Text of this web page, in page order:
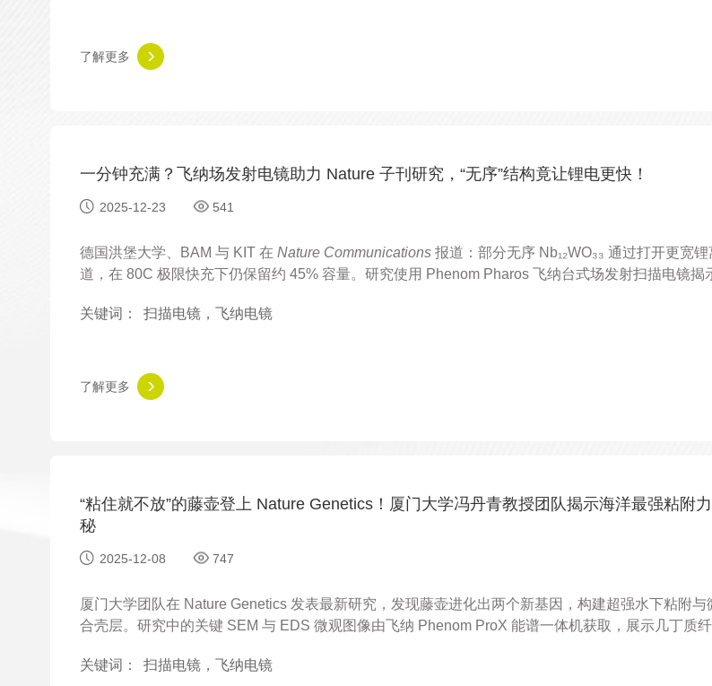
了解更多
一分钟充满？飞纳场发射电镜助力 Nature 子刊研究，“无序”结构竟让锂电更快！
2025-12-23 541
德国洪堡大学、BAM 与 KIT 在Nature Communications 报道：部分无序 Nb₁₂WO₃₃ 通过打开更宽锂
道，在 80C 极限快充下仍保留约 45% 容量。研究使用 Phenom Pharos 飞纳台式场发射扫描电镜揭
关键词：
扫描电镜，飞纳电镜
了解更多
“粘住就不放”的藤壶登上 Nature Genetics！厦门大学冯丹青教授团队揭示海洋最强粘附
秘
2025-12-08 747
厦门大学团队在 Nature Genetics 发表最新研究，发现藤壶进化出两个新基因，构建超强水下粘附与
合壳层。研究中的关键 SEM 与 EDS 微观图像由飞纳 Phenom ProX 能谱一体机获取，展示几丁质
关键词：
扫描电镜，飞纳电镜